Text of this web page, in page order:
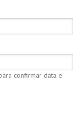
confirmar data e